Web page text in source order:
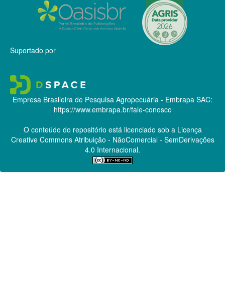
Suportado por
Empresa Brasileira de Pesquisa Agropecuária - Embrapa SAC:
https://www.embrapa.br/fale-conosco
O conteúdo do repositório está licenciado sob a Licença
Creative CommonsAtribuição - NãoComercial - SemDerivações
4.0 Internacional.